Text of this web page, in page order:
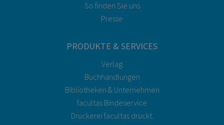
So finden Sie uns
Presse
PRODUKTE & SERVICES
Verlag
Buchhandlungen
Bibliotheken & Unternehmen
facultas Bindeservice
Druckerei facultas druckt.